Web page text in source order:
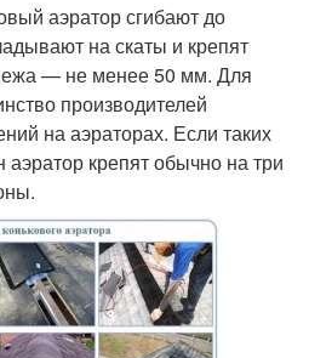
аэратор сгибают до
на скаты и крепят
— не менее 50 мм. Для
производителей
на аэраторах. Если таких
аэратор крепят обычно на три